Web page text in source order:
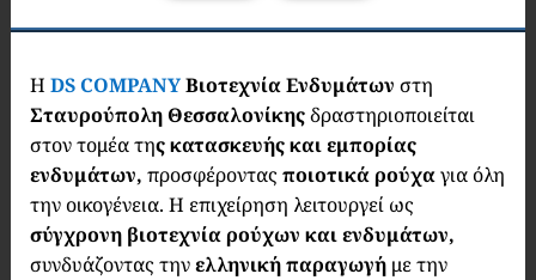
Η DS COMPANYΒιοτεχνία Ενδυμάτων στη
Σταυρούπολη Θεσσαλονίκηςδραστηριοποιείται
στον τομέα της κατασκευής και εμπορίας
ενδυμάτων, προσφέροντας ποιοτικά ρούχαγια όλη
την οικογένεια. Η επιχείρηση λειτουργεί ως
σύγχρονη βιοτεχνία ρούχων και ενδυμάτων,
συνδυάζοντας τηνελληνική παραγωγήμε την